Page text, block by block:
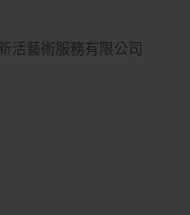
活藝術服務有限公司